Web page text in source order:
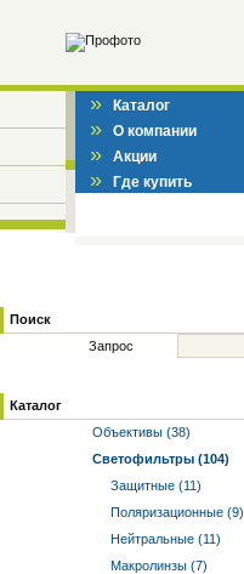
» Каталог
» О компании
» Акции
» Где купить
Поиск
Запрос
Каталог
Объективы (38)
Светофильтры (104)
Защитные (11)
Поляризационные (9)
Нейтральные (11)
Макролинзы (7)